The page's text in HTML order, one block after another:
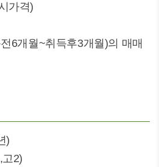
가격)
6개월~취득후3개월)의 매매
)
고2)